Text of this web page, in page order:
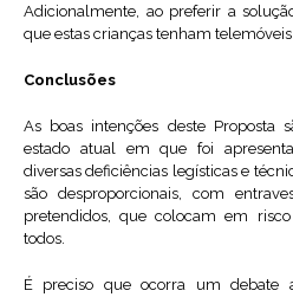
Adicionalmente, ao preferir a
que estas crianças tenham
Conclusões
As boas intenções deste Proposta
estado atual em que foi
diversas deficiências legísticas e
são desproporcionais, com
pretendidos, que colocam em
todos.
É preciso que ocorra um debate